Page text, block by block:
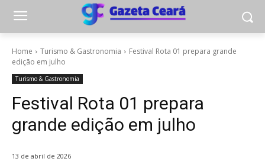
Home Turismo & Gastronomia
Festival Rota 01 prepara grande
edição em julho
Turismo & Gastronomia
Festival Rota 01 prepara
grande edição em julho
13 de abril de 2026